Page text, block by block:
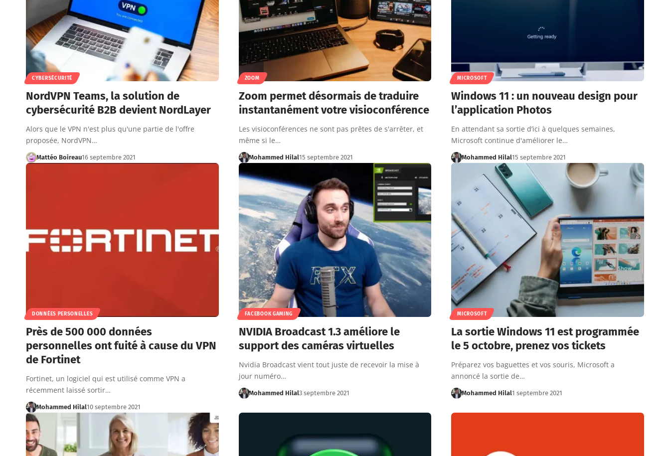
CYBERSÉCURITÉ
NordVPN Teams, la solution de
cybersécurité B2B devient NordLayer
Alors que le VPN n'est plus qu'une partie de l'offre
proposée, NordVPN…
Mattéo Boireau16 septembre 2021
ZOOM
Zoom permet désormais de traduire
instantanément votre visioconférence
Les visioconférences ne sont pas prêtes de s'arrêter, et
même si le…
Mohammed Hilal15 septembre 2021
MICROSOFT
Windows 11 : un nouveau design pour
l’application Photos
En attendant sa sortie d’ici à quelques semaines,
Microsoft continue d'améliorer le…
Mohammed Hilal15 septembre 2021
DONNÉES PERSONELLES
Près de 500 000 données
personnelles ont fuité à cause du VPN
de Fortinet
Fortinet, un logiciel qui est utilisé comme VPN a
récemment laissé sortir…
Mohammed Hilal10 septembre 2021
FACEBOOK GAMING
NVIDIA Broadcast 1.3 améliore le
support des caméras virtuelles
Nvidia Broadcast vient tout juste de recevoir la mise à
jour numéro…
Mohammed Hilal3 septembre 2021
MICROSOFT
La sortie Windows 11 est programmée
le 5 octobre, prenez vos tickets
Préparez vos baguettes et vos souris, Microsoft a
annoncé la sortie de…
Mohammed Hilal1 septembre 2021